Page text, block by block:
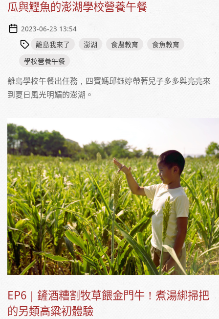
瓜與鰹魚的澎湖學校營養午餐
2023-06-23 13:54
離島我來了 澎湖 食農教育
食魚教育
學校營養午餐
離島學校午餐出任務，四寶媽邱鈺婷帶著兒子多多與亮亮來
到夏日風光明媚的澎湖。
EP6｜鏟酒糟割牧草餵金門牛！煮湯綁掃把
的另類高粱初體驗